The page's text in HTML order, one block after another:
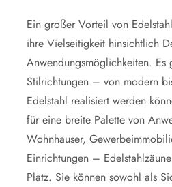
Ein großer Vorteil von
ihre Vielseitigkeit hinsichtlich
Anwendungsmöglichkeiten. Es
Stilrichtungen – von modern
Edelstahl realisiert werden
für eine breite Palette von
Wohnhäuser,
Einrichtungen –
Platz. Sie können sowohl als